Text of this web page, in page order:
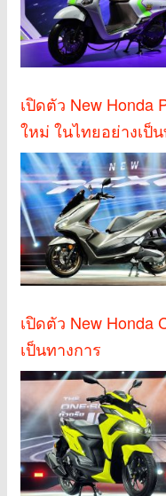
เปิดตัว New Honda
ใหม่ ในไทยอย่างเป็
เปิดตัว New Honda
เป็นทางการ